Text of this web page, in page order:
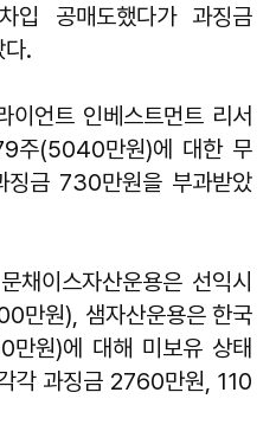
입 공매도했다가 과징금
.
이언트 인베스트먼트 리서
주(5040만원)에 대한 무
금 730만원을 부과받았
채이스자산운용은 선익시
만원), 샘자산운용은 한국
원)에 대해 미보유 상태
각 과징금 2760만원, 110